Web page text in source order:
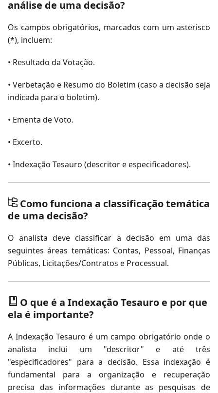
análise de uma decisão?
Os campos obrigatórios, marcados com um asterisco
(*), incluem:
• Resultado da Votação.
• Verbetação e Resumo do Boletim (caso a decisão seja
indicada para o boletim).
• Ementa de Voto.
• Excerto.
• Indexação Tesauro (descritor e especificadores).
Como funciona a classificação temática
de uma decisão?
O analista deve classificar a decisão em uma das
seguintes áreas temáticas: Contas, Pessoal, Finanças
Públicas, Licitações/Contratos e Processual.
O que é a Indexação Tesauro e por que
ela é importante?
A Indexação Tesauro é um campo obrigatório onde o
analista inclui um "descritor" e até três
"especificadores" para a decisão. Essa indexação é
fundamental para a organização e recuperação
precisa das informações durante as pesquisas de